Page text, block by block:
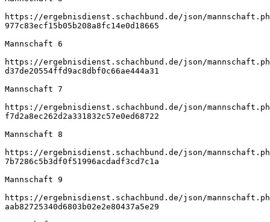
https://ergebnisdienst.schachbund.de/json/
977c83ecf15b05b208a8fc14e0d18665
Mannschaft 6
https://ergebnisdienst.schachbund.de/json/
d37de20554ffd9ac8dbf0c66ae444a31
Mannschaft 7
https://ergebnisdienst.schachbund.de/json/
f7d2a8ec262d2a331832c57e0ed68722
Mannschaft 8
https://ergebnisdienst.schachbund.de/json/
7b7286c5b3df0f51996acdadf3cd7c1a
Mannschaft 9
https://ergebnisdienst.schachbund.de/json/
aab82725340d6803b02e2e80437a5e29